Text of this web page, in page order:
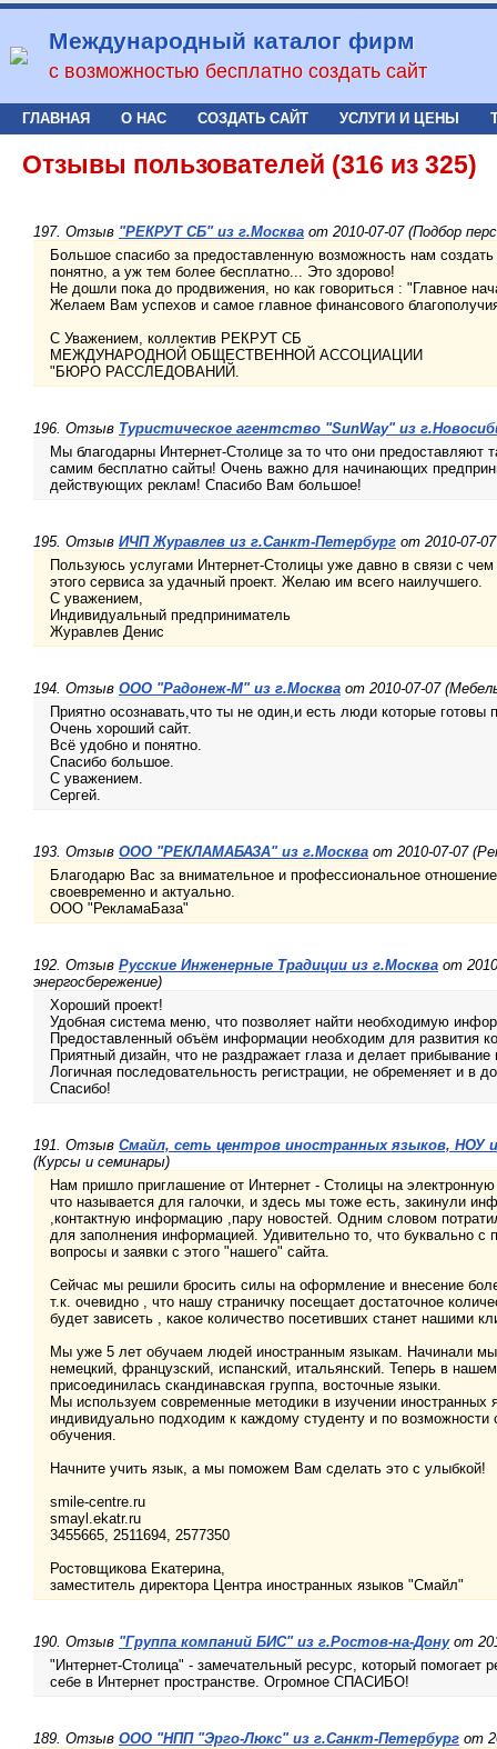
Международный каталог фирм
с возможностью бесплатно создать сайт
ГЛАВНАЯ О НАС СОЗДАТЬ САЙТ УСЛУГИ И ЦЕНЫ
Отзывы пользователей (316 из 325)
197. Отзыв "РЕКРУТ СБ" из г.Москва от 2010-07-07 (Подбор
Большое спасибо за предоставленную возможность нам
понятно, а уж тем более бесплатно... Это здорово!
Не дошли пока до продвижения, но как говориться : "Главное
Желаем Вам успехов и самое главное финансового
С Уважением, коллектив РЕКРУТ СБ
МЕЖДУНАРОДНОЙ ОБЩЕСТВЕННОЙ АССОЦИАЦИИ
"БЮРО РАССЛЕДОВАНИЙ.
196. Отзыв Туристическое агентство "SunWay" из
Мы благодарны Интернет-Столице за то что они предоставляют
самим бесплатно сайты! Очень важно для начинающих
действующих реклам! Спасибо Вам большое!
195. Отзыв ИЧП Журавлев из г.Санкт-Петербург от 2010-07-
Пользуюсь услугами Интернет-Столицы уже давно в связи с чем
этого сервиса за удачный проект. Желаю им всего наилучшего.
С уважением,
Индивидуальный предприниматель
Журавлев Денис
194. Отзыв ООО "Радонеж-М" из г.Москва от 2010-07-07
Приятно осознавать,что ты не один,и есть люди которые готовы
Очень хороший сайт.
Всё удобно и понятно.
Спасибо большое.
С уважением.
Сергей.
193. Отзыв ООО "РЕКЛАМАБАЗА" из г.Москва от 2010-07-07
Благодарю Вас за внимательное и профессиональное
своевременно и актуально.
ООО "РекламаБаза"
192. Отзыв Русские Инженерные Традиции из г.Москва от
энергосбережение)
Хороший проект!
Удобная система меню, что позволяет найти необходимую
Предоставленный объём информации необходим для развития
Приятный дизайн, что не раздражает глаза и делает
Логичная последовательность регистрации, не обременяет и в
Спасибо!
191. Отзыв Смайл, сеть центров иностранных языков, НОУ
(Курсы и семинары)
Нам пришло приглашение от Интернет - Столицы на
что называется для галочки, и здесь мы тоже есть, закинули
,контактную информацию ,пару новостей. Одним словом
для заполнения информацией. Удивительно то, что буквально с
вопросы и заявки с этого "нашего" сайта.
Сейчас мы решили бросить силы на оформление и внесение
т.к. очевидно , что нашу страничку посещает достаточное
будет зависеть , какое количество посетивших станет нашими
Мы уже 5 лет обучаем людей иностранным языкам. Начинали мы
немецкий, французский, испанский, итальянский. Теперь в
присоединилась скандинавская группа, восточные языки.
Мы используем современные методики в изучении иностранных
индивидуально подходим к каждому студенту и по
обучения.
Начните учить язык, а мы поможем Вам сделать это с улыбкой!
smile-centre.ru
smayl.ekatr.ru
3455665, 2511694, 2577350
Ростовщикова Екатерина,
заместитель директора Центра иностранных языков "Смайл"
190. Отзыв "Группа компаний БИС" из г.Ростов-на-Донуот
"Интернет-Столица" - замечательный ресурс, который помогает
себе в Интернет пространстве. Огромное СПАСИБО!
189. Отзыв ООО "НПП "Эрго-Люкс" из г.Санкт-Петербург от